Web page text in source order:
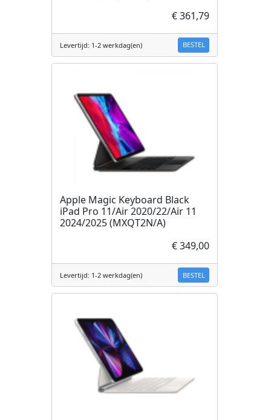
€ 361,79
Levertijd: 1-2 werkdag(en) BESTEL
Apple Magic Keyboard Black
iPad Pro 11/Air 2020/22/Air 11
2024/2025 (MXQT2N/A)
€ 349,00
Levertijd: 1-2 werkdag(en) BESTEL